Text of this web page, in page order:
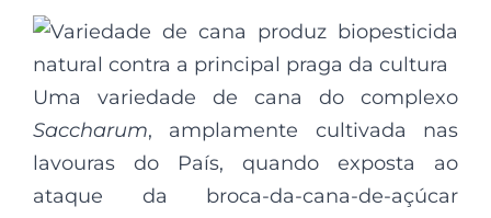
Uma variedade de cana do complexo
Saccharum, amplamente cultivada nas
lavouras do País, quando exposta ao
ataque da broca-da-cana-de-açúcar